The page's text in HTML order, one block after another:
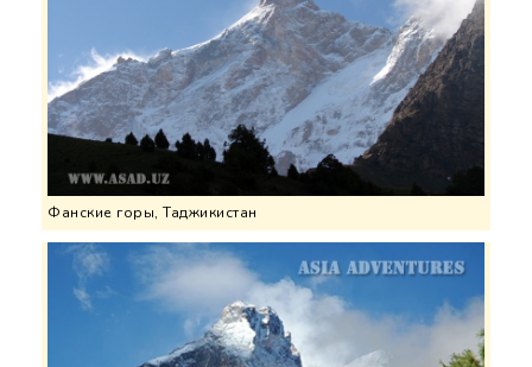
Фанские горы, Таджикистан